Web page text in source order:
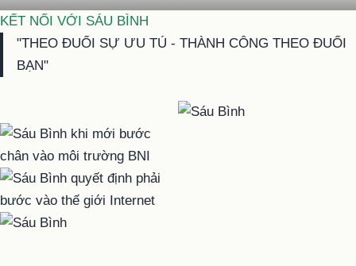
KẾT NỐI VỚI SÁU BÌNH
"THEO ĐUỔI SỰ ƯU TÚ - THÀNH CÔNG THEO ĐUỔI
BẠN"